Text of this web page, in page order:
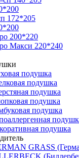
172*205
200*220
Макси 220*240
подушка
подушка
подушка
подушка
подушка
подушка
GRASS